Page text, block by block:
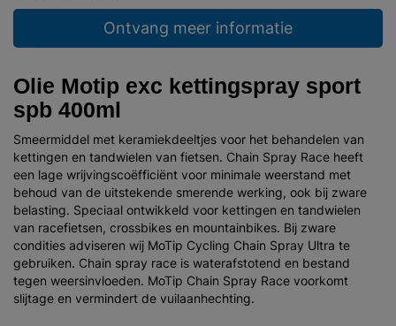
Ontvang meer informatie
Olie Motip exc kettingspray sport
spb 400ml
Smeermiddel met keramiekdeeltjes voor het behandelen van
kettingen en tandwielen van fietsen. Chain Spray Race heeft
een lage wrijvingscoëfficiënt voor minimale weerstand met
behoud van de uitstekende smerende werking, ook bij zware
belasting. Speciaal ontwikkeld voor kettingen en tandwielen
van racefietsen, crossbikes en mountainbikes. Bij zware
condities adviseren wij MoTip Cycling Chain Spray Ultra te
gebruiken. Chain spray race is waterafstotend en bestand
tegen weersinvloeden. MoTip Chain Spray Race voorkomt
slijtage en vermindert de vuilaanhechting.